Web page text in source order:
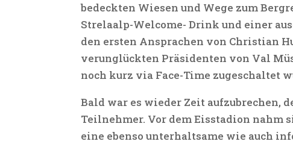
bedeckten Wiesen und Wege zum
Strelaalp-Welcome- Drink und einer
den ersten Ansprachen von Christian
verunglückten Präsidenten von Val
noch kurz via Face-Time zugeschaltet
Bald war es wieder Zeit aufzubrechen,
Teilnehmer. Vor dem Eisstadion
eine ebenso unterhaltsame wie auch